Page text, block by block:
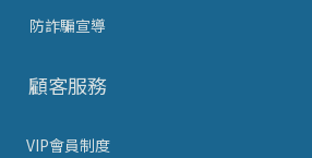
防詐騙宣導
顧客服務
VIP會員制度